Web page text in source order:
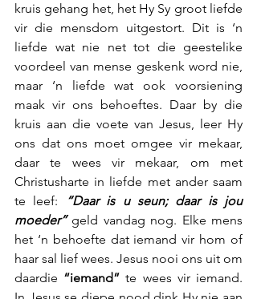
kruis gehang het, het Hy Sy groot liefde
vir die mensdom uitgestort. Dit is ‘n
liefde wat nie net tot die geestelike
voordeel van mense geskenk word nie,
maar ‘n liefde wat ook voorsiening
maak vir ons behoeftes. Daar by die
kruis aan die voete van Jesus, leer Hy
ons dat ons moet omgee vir mekaar,
daar te wees vir mekaar, om met
Christusharte in liefde met ander saam
te leef: “Daar is u seun; daar is jou
moeder” geld vandag nog. Elke mens
het ‘n behoefte dat iemand vir hom of
haar sal lief wees. Jesus nooi ons uit om
daardie “iemand” te wees vir iemand.